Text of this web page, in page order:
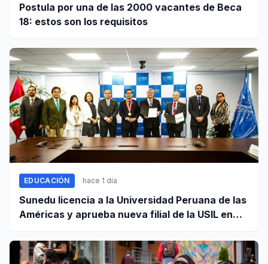
Postula por una de las 2000 vacantes de Beca
18: estos son los requisitos
EDUCACIÓN hace 1 día
Sunedu licencia a la Universidad Peruana de las
Américas y aprueba nueva filial de la USIL en